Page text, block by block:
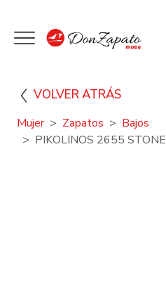
VOLVER ATRÁS
Mujer Zapatos
Bajos
PIKOLINOS 2655 STONE